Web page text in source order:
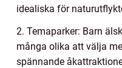
idealiska för
2. Temaparker: Barn
många olika att välja
spännande